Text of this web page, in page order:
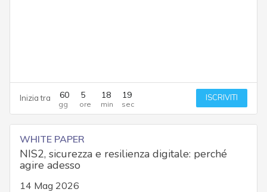
Inizia tra 60 5 18 18 ISCRIVITI
WHITE PAPER
NIS2, sicurezza e resilienza digitale: perché
agire adesso
14 Mag 2026